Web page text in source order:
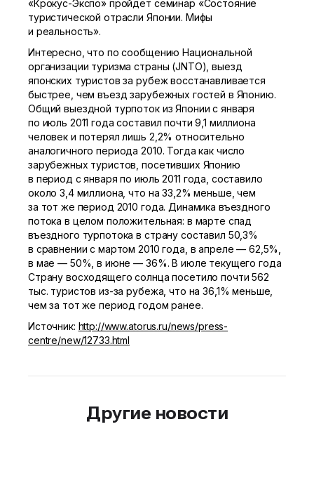
«Крокус-Экспо» пройдет семинар «Состояние
туристической отрасли Японии. Мифы
и реальность».
Интересно, что по сообщению Национальной
организации туризма страны (JNTO), выезд
японских туристов за рубеж восстанавливается
быстрее, чем въезд зарубежных гостей в Японию.
Общий выездной турпоток из Японии с января
по июль 2011 года составил почти 9,1 миллиона
человек и потерял лишь 2,2% относительно
аналогичного периода 2010. Тогда как число
зарубежных туристов, посетивших Японию
в период с января по июль 2011 года, составило
около 3,4 миллиона, что на 33,2% меньше, чем
за тот же период 2010 года. Динамика въездного
потока в целом положительная: в марте спад
въездного турпотока в страну составил 50,3%
в сравнении с мартом 2010 года, в апреле — 62,5%,
в мае — 50%, в июне — 36%. В июле текущего года
Страну восходящего солнца посетило почти 562
тыс. туристовиз-за рубежа, что на 36,1% меньше,
чем за тот же период годом ранее.
Источник: http://www.atorus.ru/news/press-
centre/new/12733.html
Другие новости